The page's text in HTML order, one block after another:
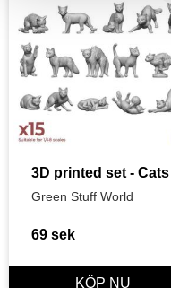
3D printed set - Cats
Green Stuff World
69 sek